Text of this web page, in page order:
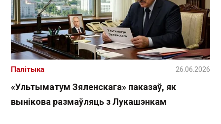
«Ультыматум Зяленскага» паказаў, як
вынікова размаўляць з Лукашэнкам
Палітыка 26.06.2026